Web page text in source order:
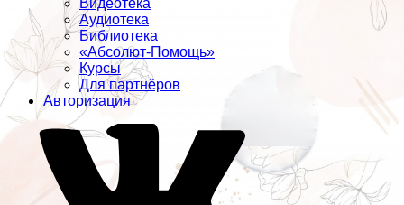
Видеотека
Аудиотека
Библиотека
«Абсолют-Помощь»
Курсы
Для партнёров
Авторизация